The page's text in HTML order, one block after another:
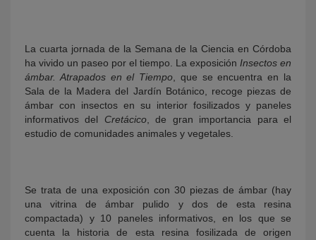
La cuarta jornada de la Semana de la Ciencia en Córdoba
ha vivido un paseo por el tiempo. La exposición Insectos en
ámbar. Atrapados en el Tiempo , que se encuentra en la
Sala de la Madera del Jardín Botánico, recoge piezas de
ámbar con insectos en su interior fosilizados y paneles
informativos del Cretácico, de gran importancia para el
estudio de comunidades animales y vegetales.
Se trata de una exposición con 30 piezas de ámbar (hay
una vitrina de ámbar pulido y dos de esta resina
compactada) y 10 paneles informativos, en los que se
cuenta la historia de esta resina fosilizada de origen